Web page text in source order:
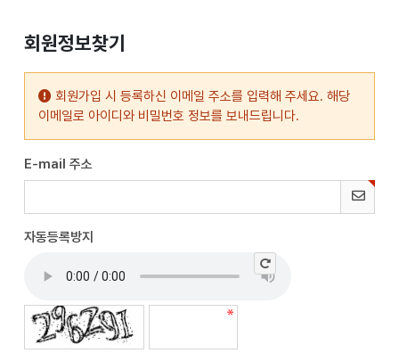
회원정보찾기
회원가입 시 등록하신 이메일 주소를 입력해 주세요. 해당
이메일로 아이디와 비밀번호 정보를 보내드립니다.
E-mail 주소
자동등록방지